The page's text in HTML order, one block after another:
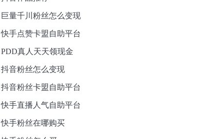
巨量千川粉丝怎么变现
快手点赞卡盟自助平台
PDD真人天天领现金
抖音粉丝怎么变现
抖音粉丝卡盟自助平台
快手直播人气自助平台
快手粉丝在哪购买